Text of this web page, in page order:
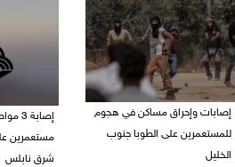
إصابات وإحراق مساكن في هجوم
للمستعمرين على الطوبا جنوب
الخليل
إصابة
مستعمرين
شرق نابلس